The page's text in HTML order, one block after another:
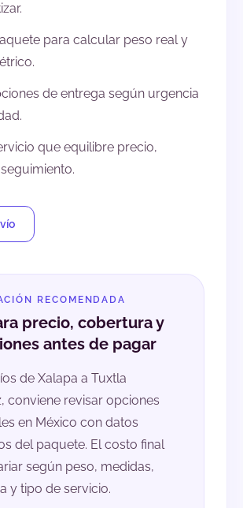
para calcular peso real y
de entrega según urgencia
que equilibre precio,
RECOMENDADA
precio, cobertura y
antes de pagar
de Xalapa a Tuxtla
conviene revisar opciones
en México con datos
del paquete. El costo final
según peso, medidas,
y tipo de servicio.